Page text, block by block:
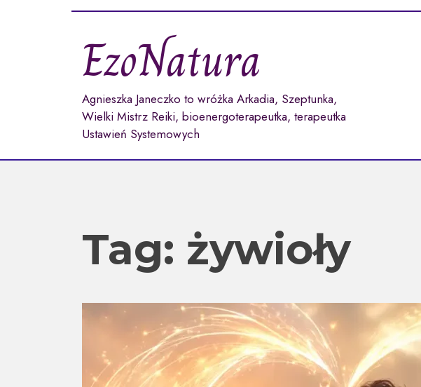
EzoNatura
Agnieszka Janeczko to wróżka Arkadia, Szeptunka,
Wielki Mistrz Reiki, bioenergoterapeutka, terapeutka
Ustawień Systemowych
Tag: żywioły